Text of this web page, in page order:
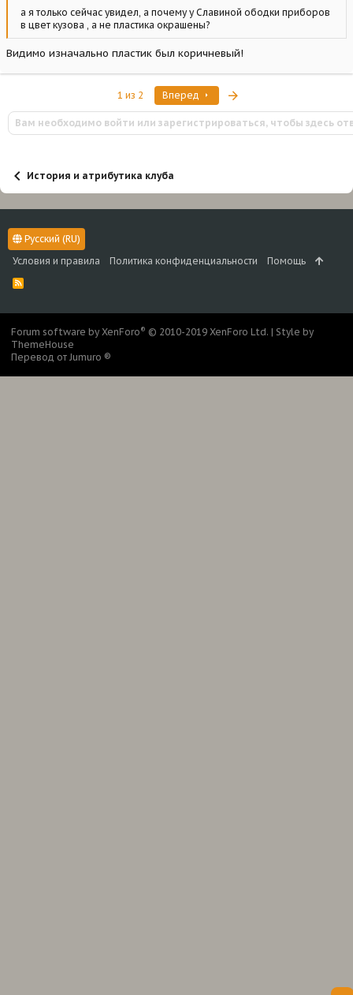
а я только сейчас увидел, а почему у Славиной ободки приборов
в цвет кузова , а не пластика окрашены?
Видимо изначально пластик был коричневый!
1 из 2 Вперед
Вам необходимо войти или зарегистрироваться, чтобы здесь
История и атрибутика клуба
Русский (RU)
Условия и правила
Политика конфиденциальности Помощь
R
Forum software by XenForo® © 2010-2019 XenForo Ltd. | Style by
ThemeHouse
Перевод от Jumuro ®